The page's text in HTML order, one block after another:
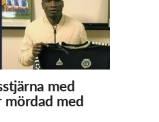
med
mördad med